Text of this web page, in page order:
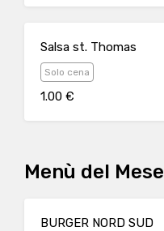
Salsa st. Thomas
Solo cena
1.00 €
Menù del Mese
BURGER NORD SUD